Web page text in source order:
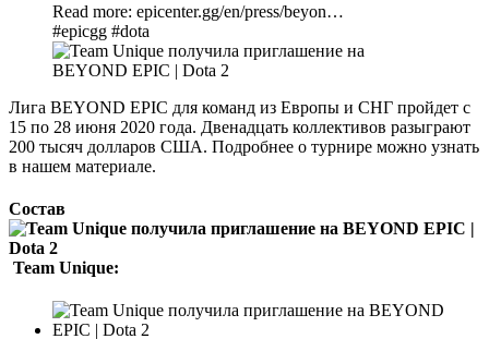
Read more: epicenter.gg/en/press/beyon…
#epicgg #dota
Лига BEYOND EPIC для команд из Европы и СНГ пройдет с
15 по 28 июня 2020 года. Двенадцать коллективов разыграют
200 тысяч долларов США. Подробнее о турнире можно узнать
в нашем материале.
Состав
Team Unique: